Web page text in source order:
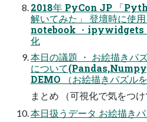
2018年 PyCon JP 「
解いてみた」 登壇時に使
notebook ・ipywidgets
化
本日の議題 ・ お絵描きパ
について
DEMO （お絵描きパズル
まとめ （可視化で気をつけ
本日扱うデータ お絵描き